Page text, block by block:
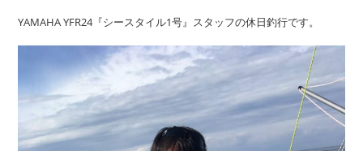
YAMAHA YFR24『シースタイル1号』スタッフの休日釣行です。